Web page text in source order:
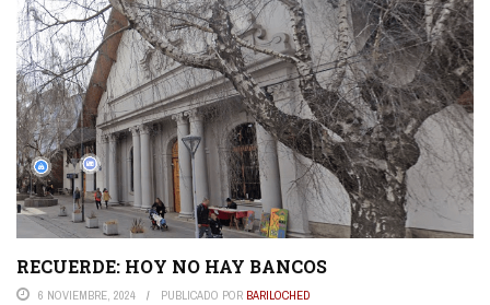
RECUERDE: HOY NO HAY BANCOS
6 NOVIEMBRE, 2024 PUBLICADO POR BARILOCHED